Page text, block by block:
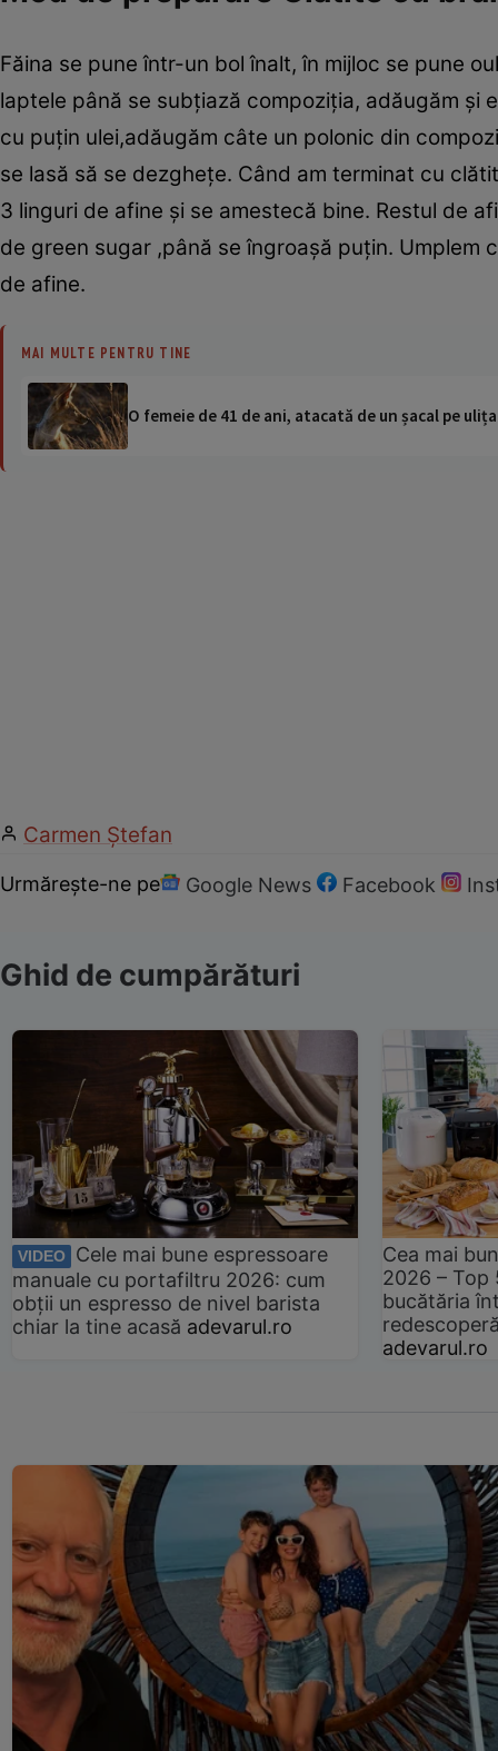
Făina se pune într-un bol înalt, în mijloc se pune
laptele până se subţiază compoziţia, adăugăm şi
cu puţin ulei,adăugăm câte un polonic din
se lasă să se dezgheţe. Când am terminat cu
3 linguri de afine şi se amestecă bine. Restul de
de green sugar ,până se îngroaşă puţin.
de afine.
MAI MULTE PENTRU TINE
O femeie de 41 de ani, atacată de un șacal pe
Carmen Ştefan
Urmărește-ne pe Google News Facebook
Ghid de cumpărături
VIDEO
Cele mai bune espressoare
manuale cu portafiltru 2026: cum
obții un espresso de nivel barista
chiar la tine acasă adevarul.ro
Cea mai
2026 –
bucătăria
adevarul.ro